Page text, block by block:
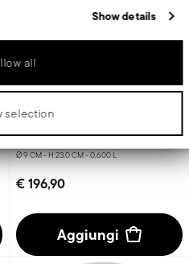
Show details
all
selection
ACCIAIO INOX
Ø 9 CM - H 23,0 CM - 0,600 L
€ 196,90
Aggiungi